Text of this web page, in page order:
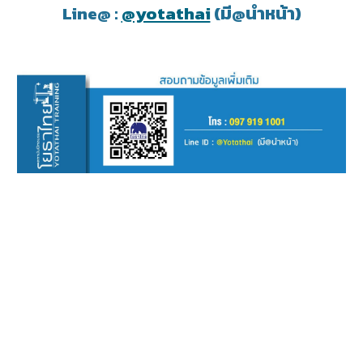
Line@ :@yotathai(มี@นำหน้า)